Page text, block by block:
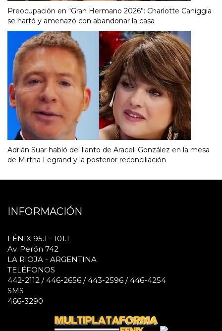
Preocupación en “Gran Hermano 2026”: Charlotte Caniggia
se hartó y amenazó con abandonar la casa
Adrián Suar habló del llanto de Araceli González en la mesa
de Mirtha Legrand y la posterior reconciliación
INFORMACIÓN
FÉNIX 95.1 - 101.1
Av. Perón 742
LA RIOJA - ARGENTINA
TELÉFONOS
442-2112 / 446-2656 / 443-2596 / 446-4254
SMS
466-3290